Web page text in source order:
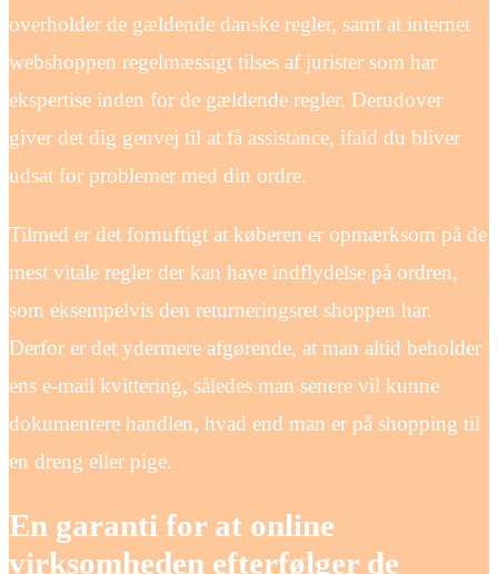
overholder de gældende danske regler, samt at internet
webshoppen regelmæssigt tilses af jurister som har
ekspertise inden for de gældende regler. Derudover
giver det dig genvej til at få assistance, ifald du bliver
udsat for problemer med din ordre.
Tilmed er det fornuftigt at køberen er opmærksom på de
mest vitale regler der kan have indflydelse på ordren,
som eksempelvis den returneringsret shoppen har.
Derfor er det ydermere afgørende, at man altid beholder
ens e-mail kvittering, således man senere vil kunne
dokumentere handlen, hvad end man er på shopping til
en dreng eller pige.
En garanti for at online
virksomheden efterfølger de